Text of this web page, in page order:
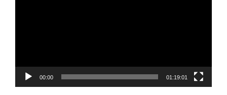
00:00 01:19:01